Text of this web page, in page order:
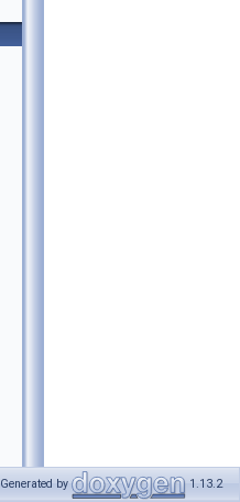
Generated by 1.13.2